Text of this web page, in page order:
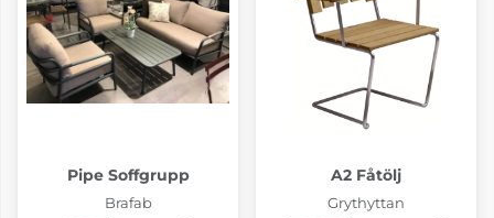
Pipe Soffgrupp
Brafab
A2 Fåtölj
Grythyttan